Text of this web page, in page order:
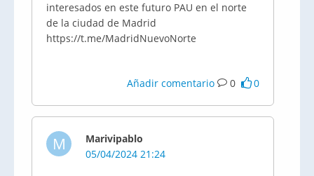
interesados en este futuro PAU en el norte
de la ciudad de Madrid
https://t.me/MadridNuevoNorte
Añadir comentario 0 0
M
Marivipablo
05/04/2024 21:24